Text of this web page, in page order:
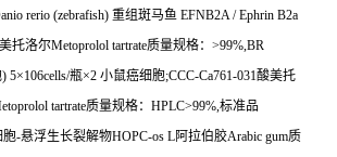
rerio (zebrafish) 重组斑马鱼 EFNB2A / Ephrin B2a
托洛尔Metoprolol tartrate质量规格： >99%,BR
) 5×106cells/瓶×2 小鼠癌细胞;CCC-Ca761-031酸美托
tartrate质量规格： HPLC>99%,标准品
胞-悬浮生长裂解物HOPC-os L阿拉伯胶Arabic gum质